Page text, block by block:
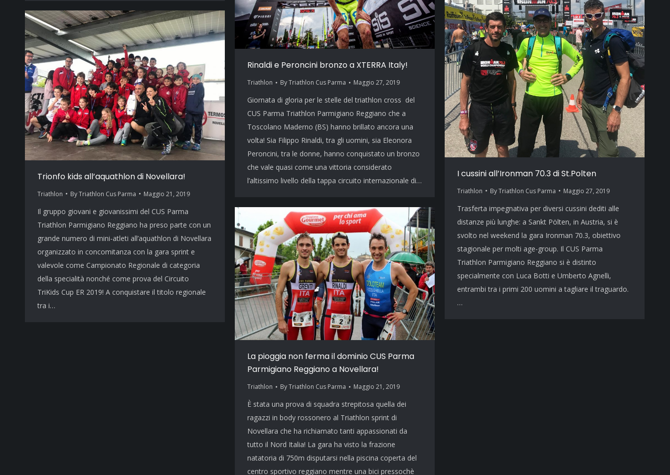
I cussini all’Ironman 70.3 di St.Polten
Triathlon ByTriathlon Cus Parma Maggio 27, 2019
Trasferta impegnativa per diversi cussini dediti alle
distanze più lunghe: a Sankt Pölten, in Austria, si è
svolto nel weekend la gara Ironman 70.3, obiettivo
stagionale per molti age-group. Il CUS Parma
Triathlon Parmigiano Reggiano si è distinto
specialmente con Luca Botti e Umberto Agnelli,
entrambi tra i primi 200 uomini a tagliare il traguardo.
…
Rinaldi e Peroncini bronzo a XTERRA Italy!
Triathlon ByTriathlon Cus Parma Maggio 27, 2019
Giornata di gloria per le stelle del triathlon cross del
CUS Parma Triathlon Parmigiano Reggiano che a
Toscolano Maderno (BS) hanno brillato ancora una
volta! Sia Filippo Rinaldi, tra gli uomini, sia Eleonora
Peroncini, tra le donne, hanno conquistato un bronzo
che vale quasi come una vittoria considerato
l’altissimo livello della tappa circuito internazionale di…
Trionfo kids all’aquathlon di Novellara!
Triathlon ByTriathlon Cus Parma Maggio 21, 2019
Il gruppo giovani e giovanissimi del CUS Parma
Triathlon Parmigiano Reggiano ha preso parte con un
grande numero di mini-atleti all’aquathlon di Novellara
organizzato in concomitanza con la gara sprint e
valevole come Campionato Regionale di categoria
della specialità nonché come prova del Circuito
TriKids Cup ER 2019! A conquistare il titolo regionale
tra i…
La pioggia non ferma il dominio CUS Parma
Parmigiano Reggiano a Novellara!
Triathlon ByTriathlon Cus Parma Maggio 21, 2019
È stata una prova di squadra strepitosa quella dei
ragazzi in body rossonero al Triathlon sprint di
Novellara che ha richiamato tanti appassionati da
tutto il Nord Italia! La gara ha visto la frazione
natatoria di 750m disputarsi nella piscina coperta del
centro sportivo reggiano mentre una bici pressochè